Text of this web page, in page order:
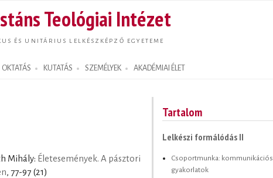
tartalomra
Teológiai Intézet
ÉS UNITÁRIUS LELKÉSZKÉPZŐ EGYETEME
OKTATÁS KUTATÁS SZEMÉLYEK AKADÉMIAI ÉLET
Mihály: Életesemények. A pásztori
, 77-97 (21)
Tartalom
Lelkészi formálódás II
Csoportmunka: kommunikációs
gyakorlatok